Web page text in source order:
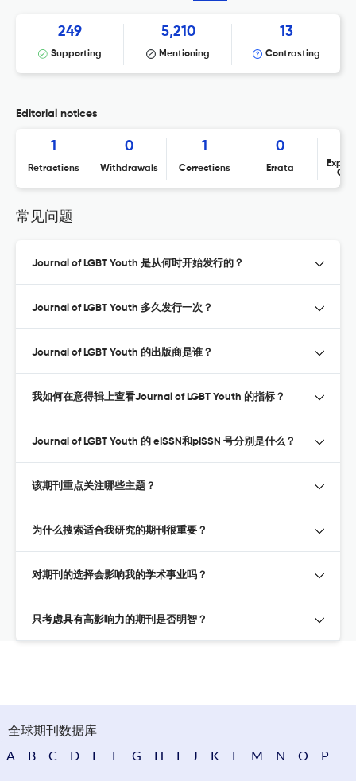
249
Supporting
5,210
Mentioning
13
Contrasting
Editorial notices
1
Retractions
0
Withdrawals
1
Corrections
0
Errata
常见问题
Journal of LGBT Youth 是从何时开始发行的？
Journal of LGBT Youth 多久发行一次？
Journal of LGBT Youth 的出版商是谁？
我如何在意得辑上查看Journal of LGBT Youth 的指标？
Journal of LGBT Youth 的 eISSN和pISSN 号分别是什么？
该期刊重点关注哪些主题？
为什么搜索适合我研究的期刊很重要？
对期刊的选择会影响我的学术事业吗？
只考虑具有高影响力的期刊是否明智？
全球期刊数据库
A
B C D E F G H I J K L M N O P